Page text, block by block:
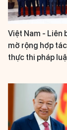
Việt Nam - Liên
mở rộng hợp
thực thi pháp